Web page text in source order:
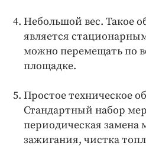
Небольшой вес. Такое
является
можно перемещать по
площадке.
Простое техническое
Стандартный набор
периодическая замена
зажигания, чистка